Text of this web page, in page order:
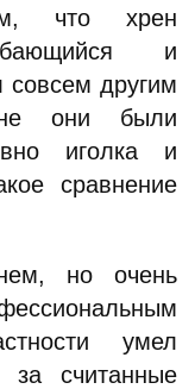
что хрен
и
другим
они были
иголка и
сравнение
но очень
умел
за считанные